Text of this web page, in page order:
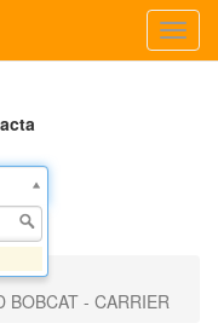
BOBCAT - CARRIER